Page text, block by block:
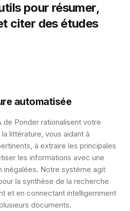
pour résumer,
citer des études
automatisée
Ponder rationalisent votre
littérature, vous aidant à
à extraire les principales
les informations avec une
inégalées. Notre système agit
la synthèse de la recherche
et en connectant intelligemment
documents.